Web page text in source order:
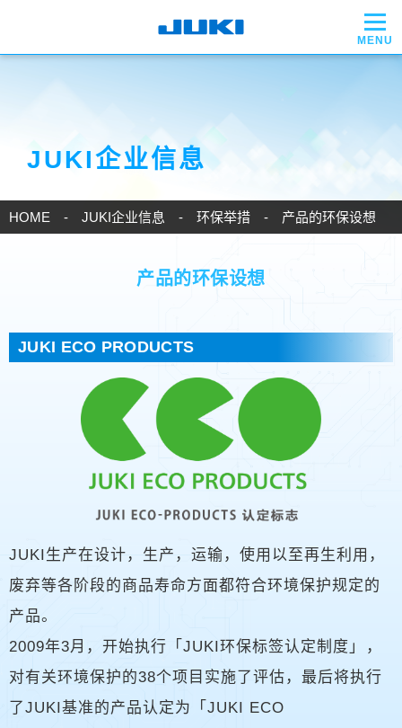
JUKI企业信息
HOME JUKI企业信息 环保举措 产品的环保设想
产品的环保设想
JUKI ECO PRODUCTS
JUKI生产在设计，生产，运输，使用以至再生利用，
废弃等各阶段的商品寿命方面都符合环境保护规定的
产品。
2009年3月，开始执行「JUKI环保标签认定制度」，
对有关环境保护的38个项目实施了评估，最后将执行
了JUKI基准的产品认定为「JUKI ECO